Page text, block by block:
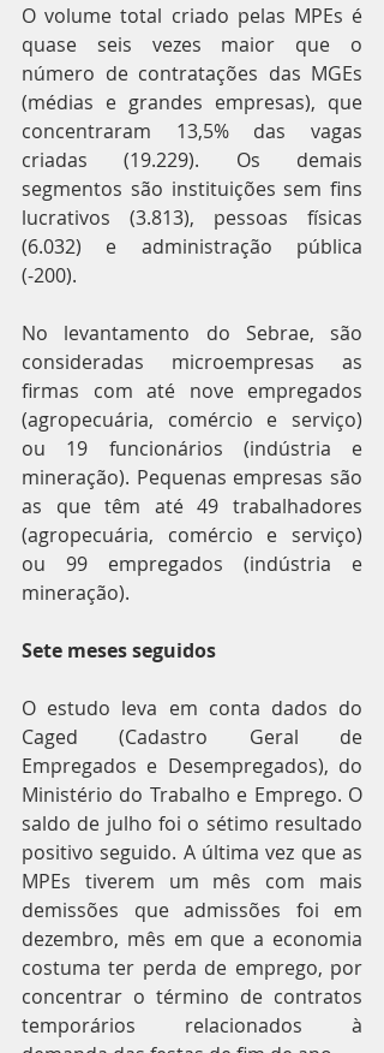
O volume total criado pelas MPEs é
quase seis vezes maior que o
número de contratações das MGEs
(médias e grandes empresas), que
concentraram 13,5% das vagas
criadas (19.229). Os demais
segmentos são instituições sem fins
lucrativos (3.813), pessoas físicas
(6.032) e administração pública
(-200).
No levantamento do Sebrae, são
consideradas microempresas as
firmas com até nove empregados
(agropecuária, comércio e serviço)
ou 19 funcionários (indústria e
mineração). Pequenas empresas são
as que têm até 49 trabalhadores
(agropecuária, comércio e serviço)
ou 99 empregados (indústria e
mineração).
Sete meses seguidos
O estudo leva em conta dados do
Caged (Cadastro Geral de
Empregados e Desempregados), do
Ministério do Trabalho e Emprego. O
saldo de julho foi o sétimo resultado
positivo seguido. A última vez que as
MPEs tiverem um mês com mais
demissões que admissões foi em
dezembro, mês em que a economia
costuma ter perda de emprego, por
concentrar o término de contratos
temporários relacionados à